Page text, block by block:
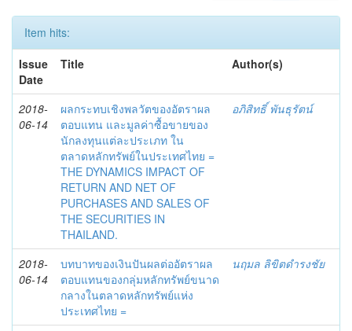
Item hits:
Issue
Date
Title Author(s)
2018-
06-14
ผลกระทบเชิงพลวัตของอัตราผล
ตอบแทน และมูลค่าซื้อขายของ
นักลงทุนแต่ละประเภท ใน
ตลาดหลักทรัพย์ในประเทศไทย =
THE DYNAMICS IMPACT OF
RETURN AND NET OF
PURCHASES AND SALES OF
THE SECURITIES IN
THAILAND.
อภิสิทธิ์ พันธุรัตน์
2018-
06-14
บทบาทของเงินปันผลต่ออัตราผล
ตอบแทนของกลุ่มหลักทรัพย์ขนาด
กลางในตลาดหลักทรัพย์แห่ง
ประเทศไทย =
นฤมล ลิขิตดำรงชัย